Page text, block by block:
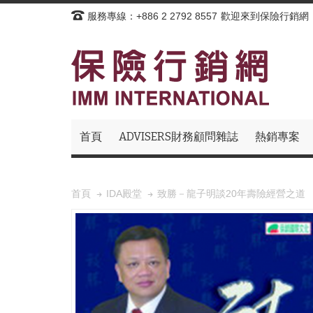
服務專線：+886 2 2792 8557 歡迎來到保險行銷網
首頁 ADVISERS財務顧問雜誌 熱銷專案
首頁 IDA殿堂 致勝－龍子明談20年壽險經營之道